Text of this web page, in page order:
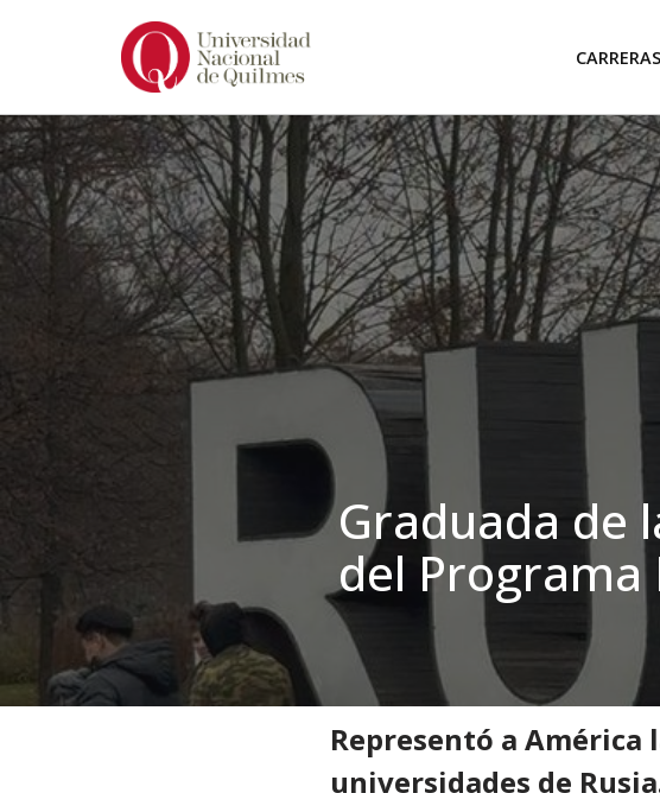
contenido
CARRERAS
Graduada de
del Programa
Inicio Noticias Extensión e Investigación
Representó a
universidades de